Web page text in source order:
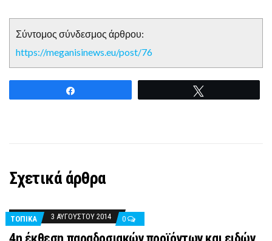
Σύντομος σύνδεσμος άρθρου:
https://meganisinews.eu/post/76
Σχετικά άρθρα
ΤΟΠΙΚΑ 3 ΑΥΓΟΎΣΤΟΥ 2014 0